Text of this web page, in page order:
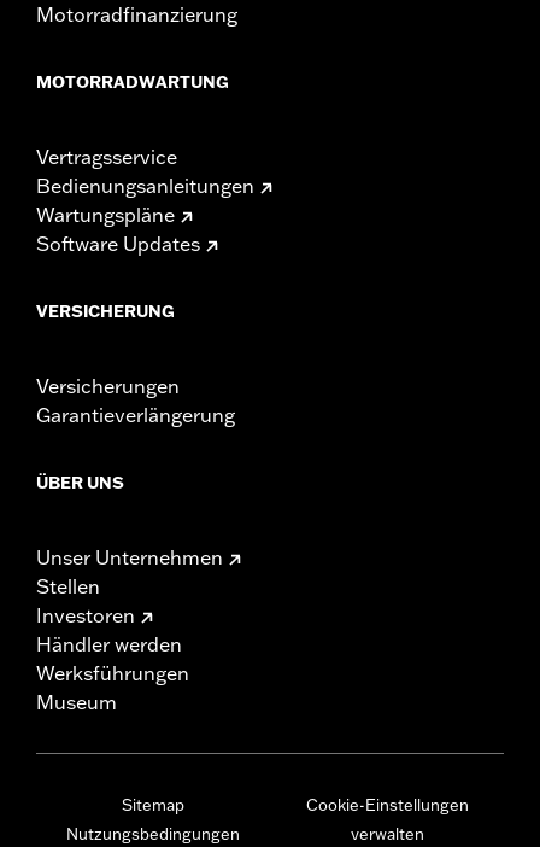
Motorradfinanzierung
MOTORRADWARTUNG
Vertragsservice
Bedienungsanleitungen
Wartungspläne
Software Updates
VERSICHERUNG
Versicherungen
Garantieverlängerung
ÜBER UNS
Unser Unternehmen
Stellen
Investoren
Händler werden
Werksführungen
Museum
Sitemap
Nutzungsbedingungen
Cookie-Einstellungen
verwalten